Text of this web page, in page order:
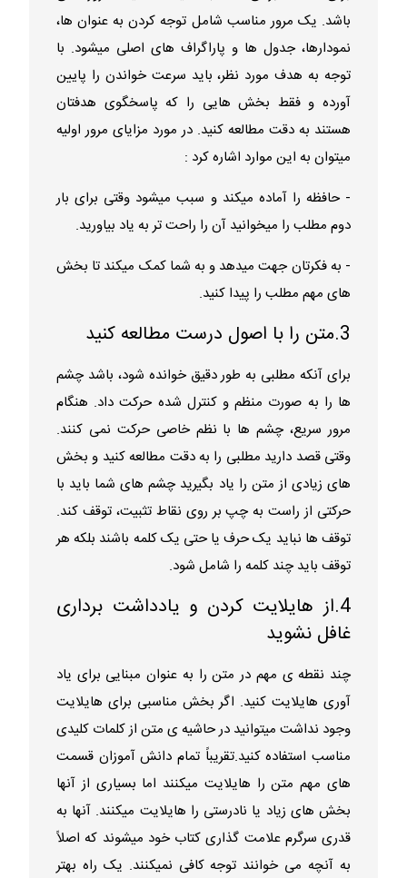
باشد. یک مرور مناسب شامل توجه کردن به عنوان ها،
نمودارها، جدول ها و پاراگراف های اصلی میشود. با
توجه به هدف مورد نظر، باید سرعت خواندن را پایین
آورده و فقط بخش هایی را که پاسخگوی هدفتان
هستند به دقت مطالعه کنید. در مورد مزایای مرور اولیه
میتوان به این موارد اشاره کرد :
- حافظه را آماده میکند و سبب میشود وقتی برای بار
دوم مطلب را میخوانید آن را راحت تر به یاد بیاورید.
- به فکرتان جهت میدهد و به شما کمک میکند تا بخش
های مهم مطلب را پیدا کنید.
3.متن را با اصول درست مطالعه کنید
برای آنکه مطلبی به طور دقیق خوانده شود، باشد چشم
ها را به صورت منظم و کنترل شده حرکت داد. هنگام
مرور سریع، چشم ها با نظم خاصی حرکت نمی کنند.
وقتی قصد دارید مطلبی را به دقت مطالعه کنید و بخش
های زیادی از متن را یاد بگیرید چشم های شما باید با
حرکتی از راست به چپ بر روی نقاط تثبیت، توقف کند.
توقف ها نباید یک حرف یا حتی یک کلمه باشند بلکه هر
توقف باید چند کلمه را شامل شود.
4.از هایلایت کردن و یادداشت برداری
غافل نشوید
چند نقطه ی مهم در متن را به عنوان مبنایی برای یاد
آوری هایلایت کنید. اگر بخش مناسبی برای هایلایت
وجود نداشت میتوانید در حاشیه ی متن از کلمات کلیدی
مناسب استفاده کنید.تقریباً تمام دانش آموزان قسمت
های مهم متن را هایلایت میکنند اما بسیاری از آنها
بخش های زیاد یا نادرستی را هایلایت میکنند. آنها به
قدری سرگرم علامت گذاری کتاب خود میشوند که اصلاً
به آنچه می خوانند توجه کافی نمیکنند. یک راه بهتر